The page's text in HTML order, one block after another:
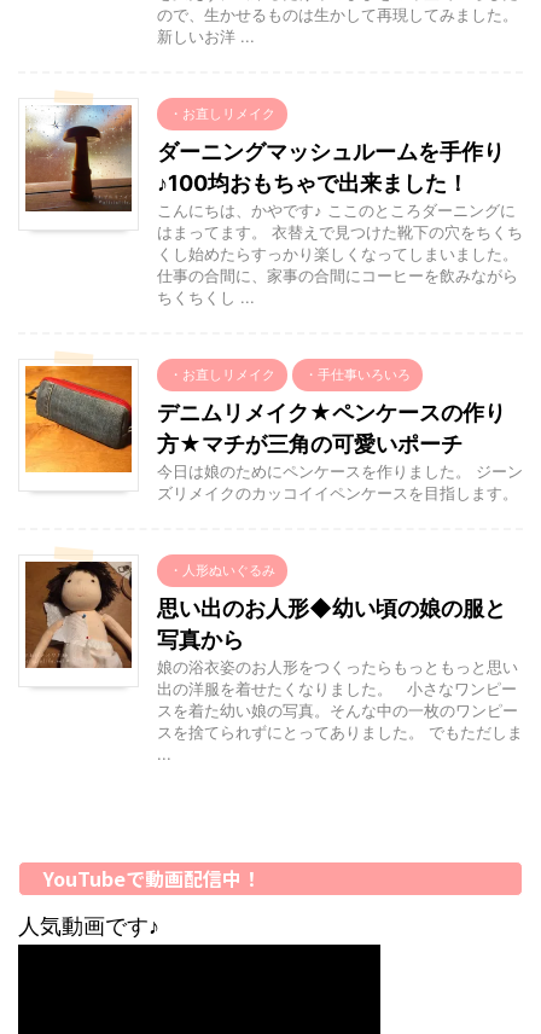
ので、生かせるものは生かして再現してみました。
新しいお洋 ...
・お直しリメイク
ダーニングマッシュルームを手作り
♪100均おもちゃで出来ました！
こんにちは、かやです♪ ここのところダーニングに
はまってます。 衣替えで見つけた靴下の穴をちくち
くし始めたらすっかり楽しくなってしまいました。
仕事の合間に、家事の合間にコーヒーを飲みながら
ちくちくし ...
・お直しリメイク ・手仕事いろいろ
デニムリメイク★ペンケースの作り
方★マチが三角の可愛いポーチ
今日は娘のためにペンケースを作りました。 ジーン
ズリメイクのカッコイイペンケースを目指します。
・人形ぬいぐるみ
思い出のお人形◆幼い頃の娘の服と
写真から
娘の浴衣姿のお人形をつくったらもっともっと思い
出の洋服を着せたくなりました。 小さなワンピー
スを着た幼い娘の写真。そんな中の一枚のワンピー
スを捨てられずにとってありました。 でもただしま
...
YouTubeで動画配信中！
人気動画です♪